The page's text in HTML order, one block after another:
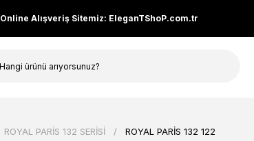
Online Alışveriş Sitemiz: EleganTShoP.com.tr
ROYAL PARİS 132 SERİSİ ROYAL PARİS 132 122